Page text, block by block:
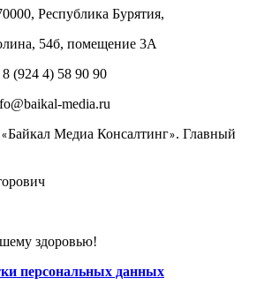
Республика Бурятия,
54б, помещение 3А
(924 4) 58 90 90
media.ru
«Байкал Медиа Консалтинг». Главный
здоровью!
персональных данных